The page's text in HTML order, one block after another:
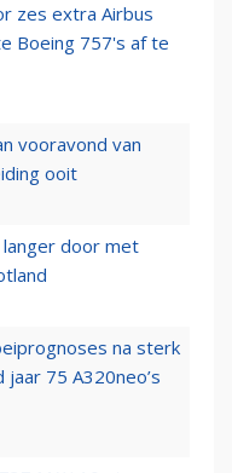
zes extra Airbus
Boeing 757's af te
vooravond van
ooit
langer door met
na sterk
75 A320neo’s